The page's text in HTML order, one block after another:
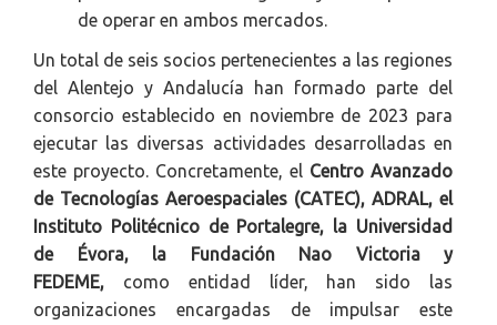
de operar en ambos mercados.
Un total de seis socios pertenecientes a las regiones
del Alentejo y Andalucía han formado parte del
consorcio establecido en noviembre de 2023 para
ejecutar las diversas actividades desarrolladas en
este proyecto. Concretamente, el Centro Avanzado
de Tecnologías Aeroespaciales (CATEC), ADRAL, el
Instituto Politécnico de Portalegre, la Universidad
de Évora, la Fundación Nao Victoria y
FEDEME, como entidad líder, han sido las
organizaciones encargadas de impulsar este